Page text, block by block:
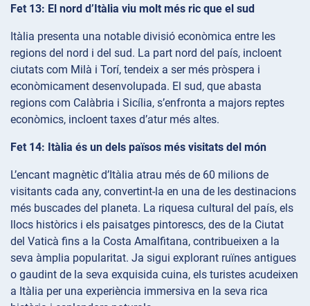
Fet 13: El nord d’Itàlia viu molt més ric que el sud
Itàlia presenta una notable divisió econòmica entre les
regions del nord i del sud. La part nord del país, incloent
ciutats com Milà i Torí, tendeix a ser més pròspera i
econòmicament desenvolupada. El sud, que abasta
regions com Calàbria i Sicília, s’enfronta a majors reptes
econòmics, incloent taxes d’atur més altes.
Fet 14: Itàlia és un dels països més visitats del món
L’encant magnètic d’Itàlia atrau més de 60 milions de
visitants cada any, convertint-la en una de les destinacions
més buscades del planeta. La riquesa cultural del país, els
llocs històrics i els paisatges pintorescs, des de la Ciutat
del Vaticà fins a la Costa Amalfitana, contribueixen a la
seva àmplia popularitat. Ja sigui explorant ruïnes antigues
o gaudint de la seva exquisida cuina, els turistes acudeixen
a Itàlia per una experiència immersiva en la seva rica